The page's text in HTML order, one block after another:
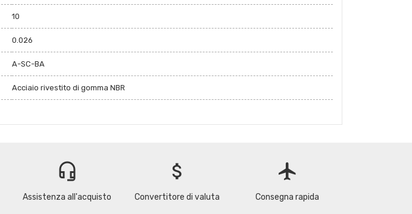
10
0.026
A-SC-BA
Acciaio rivestito di gomma NBR
headset_mic
Assistenza all'acquisto
attach_money
Convertitore di valuta
flight
Consegna rapida